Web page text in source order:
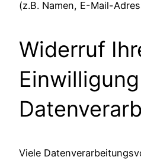
(z.B. Namen, E-Mail-
Widerruf
Viele